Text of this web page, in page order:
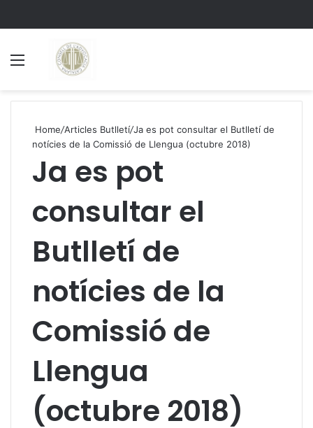
Home/Articles Butlletí/Ja es pot consultar el Butlletí de
notícies de la Comissió de Llengua (octubre 2018)
Ja es pot
consultar el
Butlletí de
notícies de la
Comissió de
Llengua
(octubre 2018)